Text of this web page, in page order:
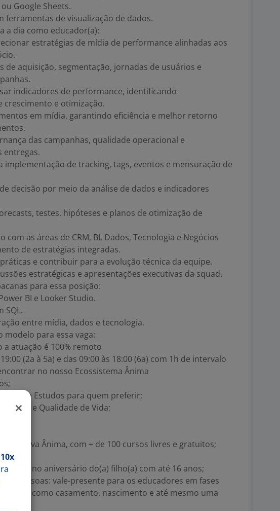
Google Sheets.
ferramentas de visualização de dados.
a dia como educador(a):
estratégias de mídia de performance alinhadas aos
de aquisição, segmentação, jornadas de usuários e
indicadores de performance, identificando
crescimento e otimização.
em mídia, garantindo eficiência e melhor retorno
das campanhas, qualidade operacional e
entregas.
implementação de tracking, tags, eventos e mensuração de
decisão por meio da análise de dados e indicadores
testes, hipóteses e planos de otimização de
com as áreas de CRM, BI, Dados, Tecnologia e Negócios
de estratégias integradas.
e contribuir para a evolução técnica da equipe.
estratégicas e apresentações executivas da squad.
para essa posição:
BI e Looker Studio.
SQL.
entre mídia, dados e tecnologia.
modelo para essa vaga:
a atuação é 100% remoto
(2a à 5a) e das 09:00 às 18:00 (6a) com 1h de intervalo
no nosso Ecossistema Ânima
de Estudos para quem preferir;
estar e Qualidade de Vida;
Corporativa Ânima, com + de 100 cursos livres e gratuitos;
no aniversário do(a) filho(a) com até 16 anos;
Pessoas: vale-presente para os educadores em fases
vidas, como casamento, nascimento e até mesmo uma
10x